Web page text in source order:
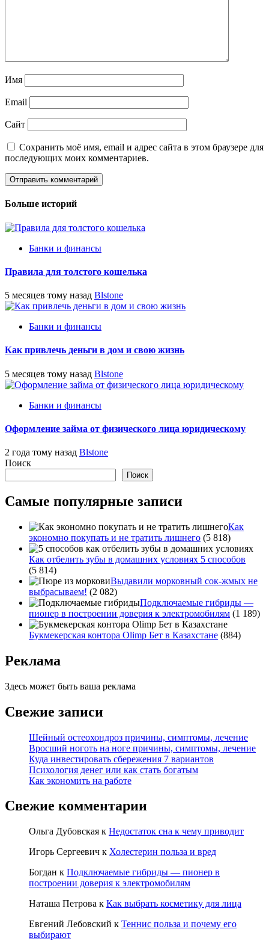
Имя
Email
Сайт
Сохранить моё имя, email и адрес сайта в этом браузере для
последующих моих комментариев.
Больше историй
Банки и финансы
Правила для толстого кошелька
5 месяцев тому назад Blstone
Банки и финансы
Как привлечь деньги в дом и свою жизнь
5 месяцев тому назад Blstone
Банки и финансы
Оформление займа от физического лица юридическому
2 года тому назад Blstone
Поиск
Поиск
Самые популярные записи
Как
экономно покупать и не тратить лишнего (5 818)
Как отбелить зубы в домашних условиях 5 способов
(5 814)
Выдавили морковный сок-жмых не
выбрасываем! (2 082)
Подключаемые гибриды —
пионер в построении доверия к электромобилям (1 189)
Букмекерская контора Olimp Бет в Казахстане (884)
Реклама
Здесь может быть ваша реклама
Свежие записи
Шейный остеохондроз причины, симптомы, лечение
Вросший ноготь на ноге причины, симптомы, лечение
Куда инвестировать сбережения 7 вариантов
Психология денег или как стать богатым
Как экономить на работе
Свежие комментарии
Ольга Дубовская к Недостаток сна к чему приводит
Игорь Сергеевич к Холестерин польза и вред
Богдан к Подключаемые гибриды — пионер в
построении доверия к электромобилям
Наташа Петрова к Как выбрать косметику для лица
Евгений Лебовский к Теннис польза и почему его
выбирают